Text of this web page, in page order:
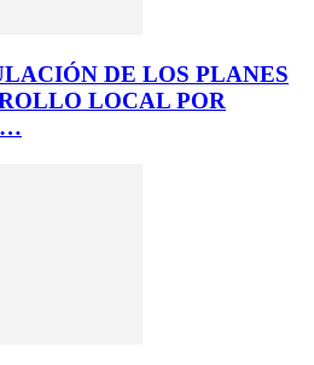
DE LOS PLANES
LOCAL POR